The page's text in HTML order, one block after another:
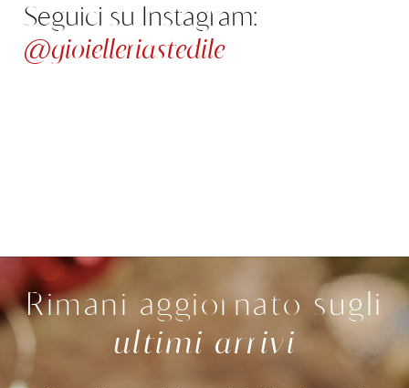
Seguici su Instagram:
@gioielleriastedile
Rimani aggiornato sugli
ultimi arrivi